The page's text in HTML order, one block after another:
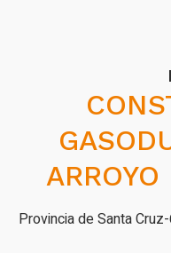
Provincia de Santa